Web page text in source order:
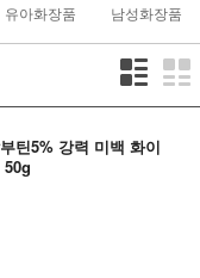
유아화장품 남성화장품
틴5% 강력 미백 화이
50g